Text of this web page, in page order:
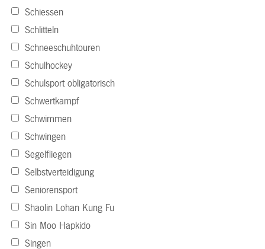
Schiessen
Schlitteln
Schneeschuhtouren
Schulhockey
Schulsport obligatorisch
Schwertkampf
Schwimmen
Schwingen
Segelfliegen
Selbstverteidigung
Seniorensport
Shaolin Lohan Kung Fu
Sin Moo Hapkido
Singen